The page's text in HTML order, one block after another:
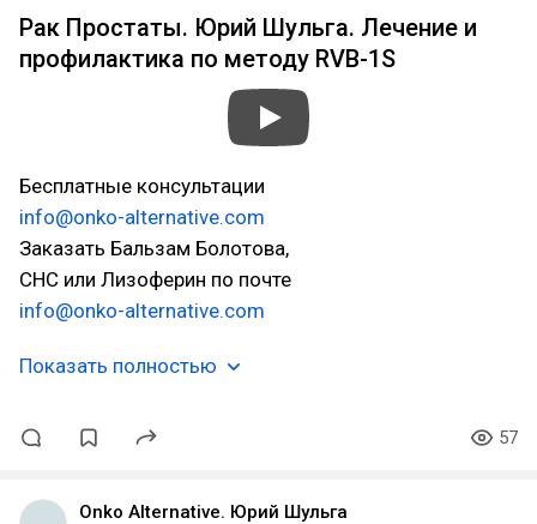
Рак Простаты. Юрий Шульга. Лечение и
профилактика по методу RVB-1S
Бесплатные консультации
info@onko-alternative.com
Заказать Бальзам Болотова,
СНС или Лизоферин по почте
info@onko-alternative.com
Показать полностью
57
Onko Alternative. Юрий Шульга